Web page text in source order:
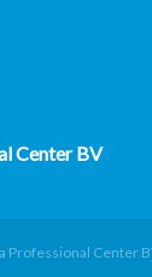
Center BV
Professional Center